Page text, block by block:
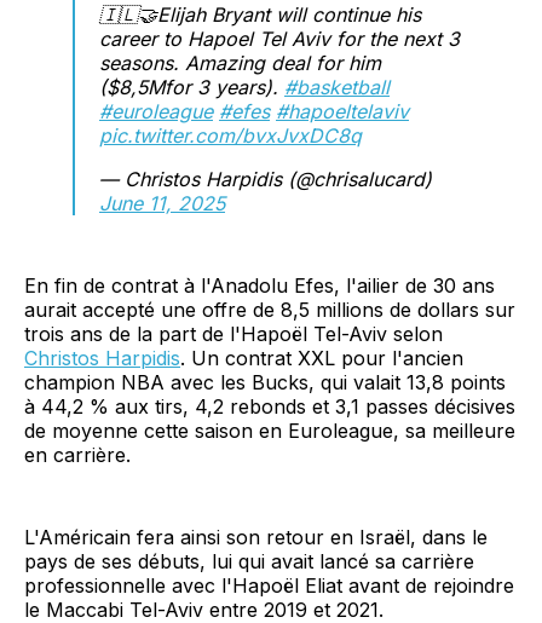
🇮🇱🤝Elijah Bryant will continue his
career to Hapoel Tel Aviv for the next 3
seasons. Amazing deal for him
($8,5Mfor 3 years). #basketball
#euroleague #efes #hapoeltelaviv
pic.twitter.com/bvxJvxDC8q
— Christos Harpidis (@chrisalucard)
June 11, 2025
En fin de contrat à l'Anadolu Efes, l'ailier de 30 ans
aurait accepté une offre de 8,5 millions de dollars sur
trois ans de la part de l'Hapoël Tel-Aviv selon
Christos Harpidis. Un contrat XXL pour l'ancien
champion NBA avec les Bucks, qui valait 13,8 points
à 44,2 % aux tirs, 4,2 rebonds et 3,1 passes décisives
de moyenne cette saison en Euroleague, sa meilleure
en carrière.
L'Américain fera ainsi son retour en Israël, dans le
pays de ses débuts, lui qui avait lancé sa carrière
professionnelle avec l'Hapoël Eliat avant de rejoindre
le Maccabi Tel-Aviv entre 2019 et 2021.